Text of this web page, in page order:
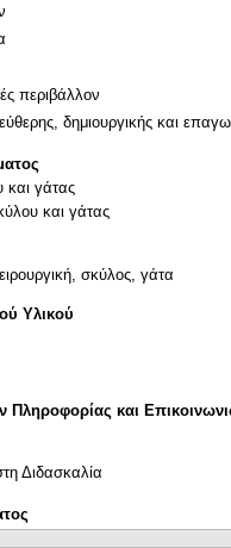
περιβάλλον
δημιουργικής και
και γάτας
και γάτας
σκύλος, γάτα
Υλικού
Πληροφορίας και
Διδασκαλία